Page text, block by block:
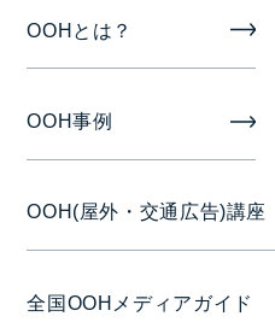
OOHとは？
OOH事例
OOH(屋外・交通広告)講座
全国OOHメディアガイド